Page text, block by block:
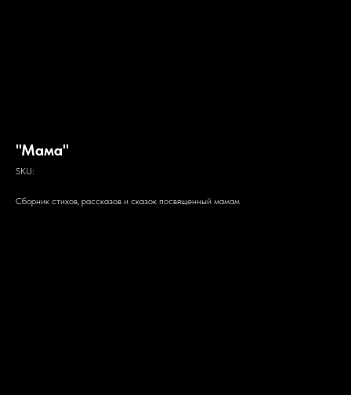
"Мама"
SKU:
Сборник стихов, рассказов и сказок посвященный мамам